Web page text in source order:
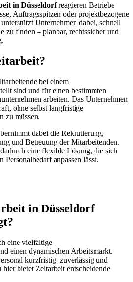
in Düsseldorfreagieren Betriebe
Auftragsspitzen oder projektbezogene
Unternehmen dabei, schnell
zu finden – planbar, rechtssicher und
bei einem
sind und für einen bestimmten
arbeiten. Das Unternehmen
ohne selbst langfristige
zu müssen.
dabei die Rekrutierung,
und Betreuung der Mitarbeitenden.
eine flexible Lösung, die sich
Personalbedarf anpassen lässt.
in Düsseldorf
eine vielfältige
einen dynamischen Arbeitsmarkt.
kurzfristig, zuverlässig und
hier bietet Zeitarbeit entscheidende